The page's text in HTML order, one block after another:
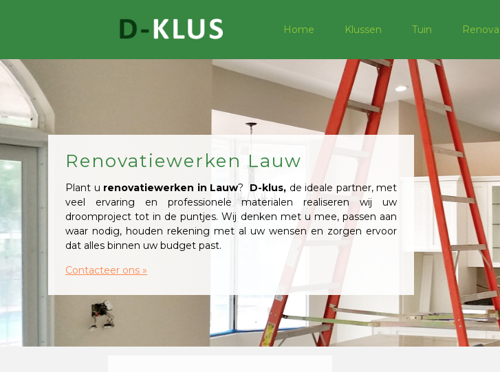
Home Klussen Tuin
Renovatiewerken Lauw
Plant u renovatiewerken in Lauw? D-klus, de ideale partner, met
veel ervaring en professionele materialen realiseren wij uw
droomproject tot in de puntjes. Wij denken met u mee, passen aan
waar nodig, houden rekening met al uw wensen en zorgen ervoor
dat alles binnen uw budget past.
Contacteer ons »